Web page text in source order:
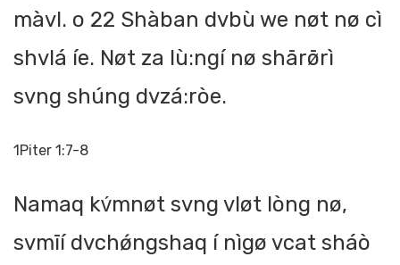
màvl. o 22 Shàban dvbù we nøt nø cì
shvlá íe. Nøt za lù:ngí nø shārø̄rì
svng shúng dvzá:ròe.
1Piter 1:7-8
Namaq kv́mnøt svng vløt lòng nø,
svmīí dvchǿngshaq í nìgø vcat sháò